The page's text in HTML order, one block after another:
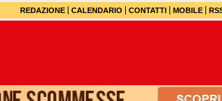
REDAZIONE CALENDARIO CONTATTI MOBILE